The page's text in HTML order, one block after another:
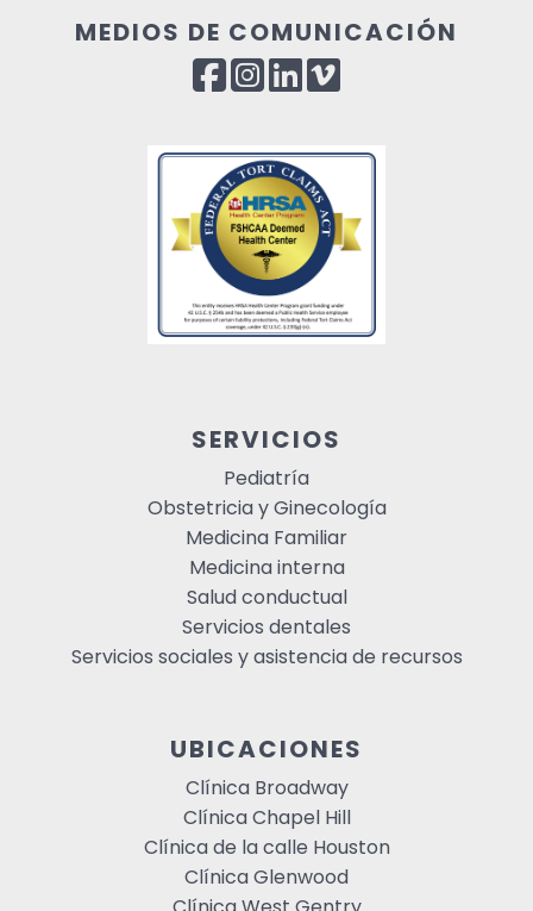
MEDIOS DE COMUNICACIÓN
SERVICIOS
Pediatría
Obstetricia y Ginecología
Medicina Familiar
Medicina interna
Salud conductual
Servicios dentales
Servicios sociales y asistencia de recursos
UBICACIONES
Clínica Broadway
Clínica Chapel Hill
Clínica de la calle Houston
Clínica Glenwood